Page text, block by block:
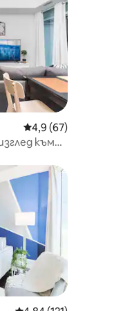
Средна оценка:
4,9 (67)
към